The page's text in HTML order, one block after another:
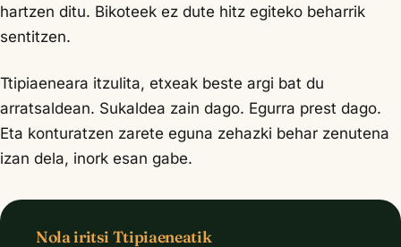
hartzen ditu. Bikoteek ez dute hitz egiteko beharrik
sentitzen.
Ttipiaeneara itzulita, etxeak beste argi bat du
arratsaldean. Sukaldea zain dago. Egurra prest dago.
Eta konturatzen zarete eguna zehazki behar zenutena
izan dela, inork esan gabe.
Nola iritsi Ttipiaeneatik